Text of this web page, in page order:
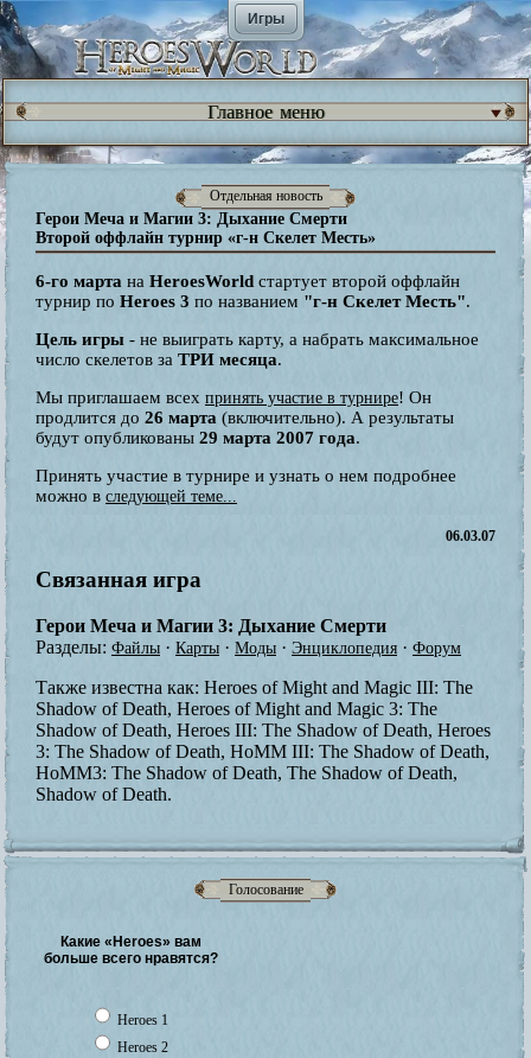
Игры
Голосование
Какие «Heroes» вам
больше всего нравятся?
Heroes 1
Heroes 2
Главное меню
Отдельная новость
Герои Меча и Магии 3: Дыхание Смерти
Второй оффлайн турнир «г-н Скелет Месть»
6-го марта на HeroesWorld стартует второй оффлайн
турнир по Heroes 3 по названием "г-н Скелет Месть".
Цель игры - не выиграть карту, а набрать максимальное
число скелетов за ТРИ месяца.
Мы приглашаем всех принять участие в турнире! Он
продлится до 26 марта (включительно). А результаты
будут опубликованы 29 марта 2007 года.
Принять участие в турнире и узнать о нем подробнее
можно в следующей теме...
06.03.07
Связанная игра
Герои Меча и Магии 3: Дыхание Смерти
Разделы: Файлы · Карты · Моды · Энциклопедия · Форум
Также известна как: Heroes of Might and Magic III: The
Shadow of Death, Heroes of Might and Magic 3: The
Shadow of Death, Heroes III: The Shadow of Death, Heroes
3: The Shadow of Death, HoMM III: The Shadow of Death,
HoMM3: The Shadow of Death, The Shadow of Death,
Shadow of Death.